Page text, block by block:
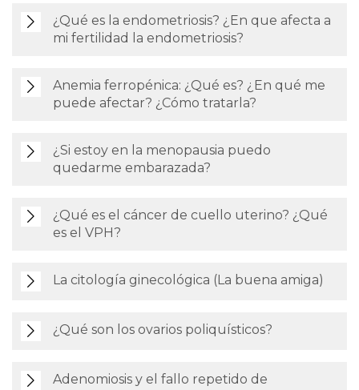
¿Qué es la endometriosis? ¿En que afecta a
mi fertilidad la endometriosis?
Anemia ferropénica: ¿Qué es? ¿En qué me
puede afectar? ¿Cómo tratarla?
¿Si estoy en la menopausia puedo
quedarme embarazada?
¿Qué es el cáncer de cuello uterino? ¿Qué
es el VPH?
La citología ginecológica (La buena amiga)
¿Qué son los ovarios poliquísticos?
Adenomiosis y el fallo repetido de